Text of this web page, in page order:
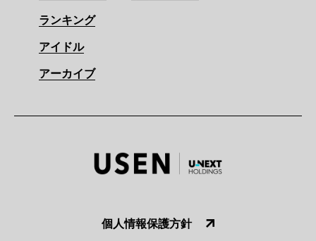
ランキング
アイドル
アーカイブ
個人情報保護方針